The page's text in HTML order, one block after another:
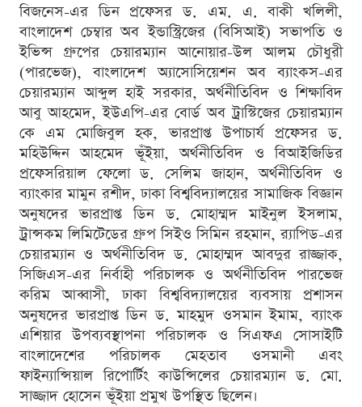
বিজনেস-এর ডিন প্রফেসর ড. এম. এ. বাকী খলিলী,
বাংলাদেশ চেম্বার অব ইন্ডাস্ট্রিজের (বিসিআই) সভাপতি ও
ইভিন্স গ্রুপের চেয়ারম্যান আনোয়ার-উল আলম চৌধুরী
(পারভেজ), বাংলাদেশ অ্যাসোসিয়েশন অব ব্যাংকস-এর
চেয়ারম্যান আব্দুল হাই সরকার, অর্থনীতিবিদ ও শিক্ষাবিদ
আবু আহমেদ, ইউএপি-এর বোর্ড অব ট্রাস্টিজের চেয়ারম্যান
কে এম মোজিবুল হক, ভারপ্রাপ্ত উপাচার্য প্রফেসর ড.
মহিউদ্দিন আহমেদ ভূঁইয়া, অর্থনীতিবিদ ও বিআইজিডির
প্রফেসরিয়াল ফেলো ড. সেলিম জাহান, অর্থনীতিবিদ ও
ব্যাংকার মামুন রশীদ, ঢাকা বিশ্ববিদ্যালয়ের সামাজিক বিজ্ঞান
অনুষদের ভারপ্রাপ্ত ডিন ড. মোহাম্মদ মাইনুল ইসলাম,
ট্রান্সকম লিমিটেডের গ্রুপ সিইও সিমিন রহমান, র‌্যাপিড-এর
চেয়ারম্যান ও অর্থনীতিবিদ ড. মোহাম্মদ আবদুর রাজ্জাক,
সিজিএস-এর নির্বাহী পরিচালক ও অর্থনীতিবিদ পারভেজ
করিম আব্বাসী, ঢাকা বিশ্ববিদ্যালয়ের ব্যবসায় প্রশাসন
অনুষদের ভারপ্রাপ্ত ডিন ড. মাহমুদ ওসমান ইমাম, ব্যাংক
এশিয়ার উপব্যবস্থাপনা পরিচালক ও সিএফএ সোসাইটি
বাংলাদেশের পরিচালক মেহতাব ওসমানী এবং
ফাইন্যান্সিয়াল রিপোর্টিং কাউন্সিলের চেয়ারম্যান ড. মো.
সাজ্জাদ হোসেন ভূঁইয়া প্রমুখ উপস্থিত ছিলেন।